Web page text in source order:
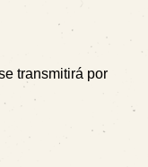
transmitirá por